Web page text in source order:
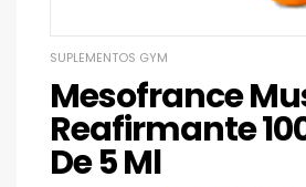
SUPLEMENTOS GYM
Mesofrance
Reafirmante
De 5 Ml